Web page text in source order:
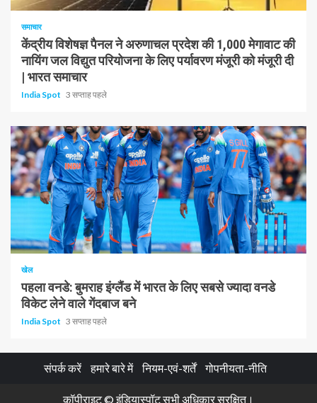
समाचार
केंद्रीय विशेषज्ञ पैनल ने अरुणाचल प्रदेश की 1,000 मेगावाट की
नायिंग जल विद्युत परियोजना के लिए पर्यावरण मंजूरी को मंजूरी दी
| भारत समाचार
India Spot 3 सप्ताह पहले
1 न्यूनतम पढ़ा
खेल
पहला वनडे: बुमराह इंग्लैंड में भारत के लिए सबसे ज्यादा वनडे
विकेट लेने वाले गेंदबाज बने
India Spot 3 सप्ताह पहले
संपर्क करें हमारे बारे में नियम-एवं-शर्तें गोपनीयता-नीति
कॉपीराइट © इंडियास्पॉट सभी अधिकार सुरक्षित।